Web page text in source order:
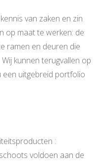
van zaken en zin
op maat te werken: de
ramen en deuren die
kunnen terugvallen op
een uitgebreid portfolio
:
voldoen aan de